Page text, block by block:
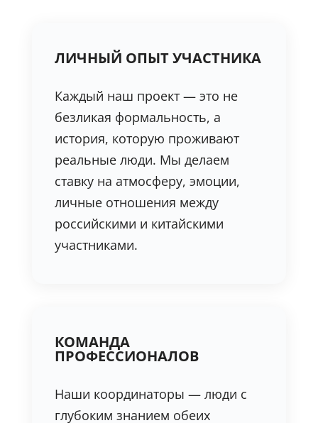
ЛИЧНЫЙ ОПЫТ УЧАСТНИКА
Каждый наш проект — это не
безликая формальность, а
история, которую проживают
реальные люди. Мы делаем
ставку на атмосферу, эмоции,
личные отношения между
российскими и китайскими
участниками.
КОМАНДА
ПРОФЕССИОНАЛОВ
Наши координаторы — люди с
глубоким знанием обеих